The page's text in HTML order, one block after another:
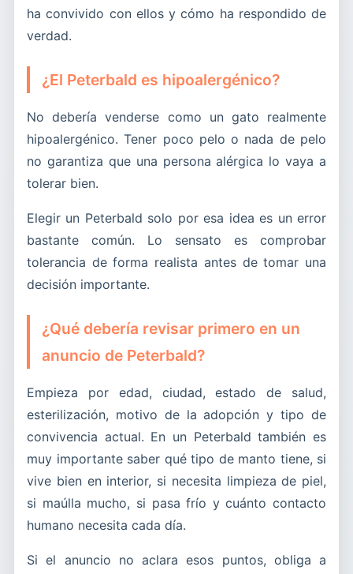
ha convivido con ellos y cómo ha respondido de
verdad.
¿El Peterbald es hipoalergénico?
No debería venderse como un gato realmente
hipoalergénico. Tener poco pelo o nada de pelo
no garantiza que una persona alérgica lo vaya a
tolerar bien.
Elegir un Peterbald solo por esa idea es un error
bastante común. Lo sensato es comprobar
tolerancia de forma realista antes de tomar una
decisión importante.
¿Qué debería revisar primero en un
anuncio de Peterbald?
Empieza por edad, ciudad, estado de salud,
esterilización, motivo de la adopción y tipo de
convivencia actual. En un Peterbald también es
muy importante saber qué tipo de manto tiene, si
vive bien en interior, si necesita limpieza de piel,
si maúlla mucho, si pasa frío y cuánto contacto
humano necesita cada día.
Si el anuncio no aclara esos puntos, obliga a